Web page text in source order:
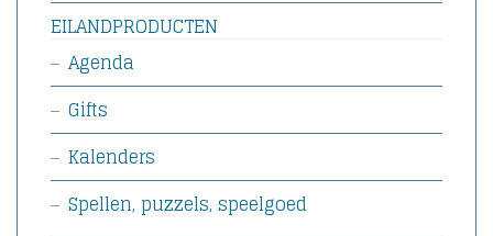
EILANDPRODUCTEN
Agenda
Gifts
Kalenders
Spellen, puzzels, speelgoed